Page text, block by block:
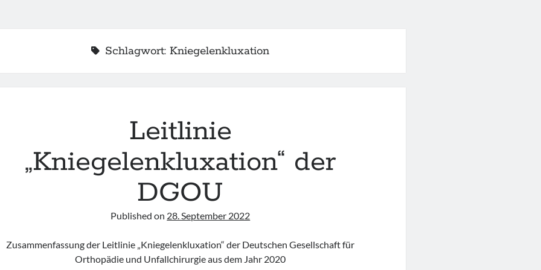
Schlagwort:Kniegelenkluxation
Leitlinie
„Kniegelenkluxation“ der
DGOU
Published on 28. September 2022
Zusammenfassung der Leitlinie „Kniegelenkluxation“ der Deutschen Gesellschaft für
Orthopädie und Unfallchirurgie aus dem Jahr 2020